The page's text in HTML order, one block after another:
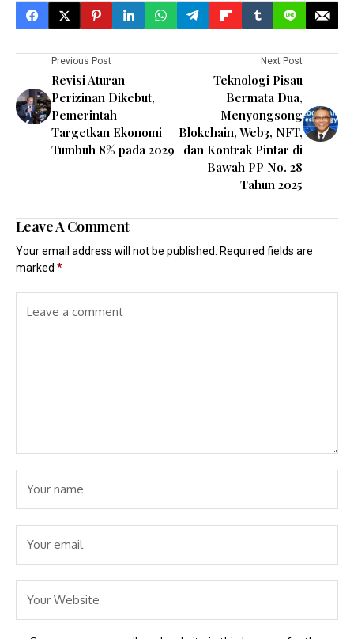
Previous Post
Revisi Aturan
Perizinan Dikebut,
Pemerintah
Targetkan Ekonomi
Tumbuh 8% pada 2029
Next Post
Teknologi Pisau
Bermata Dua,
Menyongsong
Blokchain, Web3, NFT,
dan Kontrak Pintar di
Bawah PP No. 28
Tahun 2025
Leave A Comment
Your email address will not be published. Required fields are
marked *